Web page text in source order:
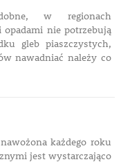
w regionach
nie potrzebują
gleb piaszczystych,
nawadniać należy co
każdego roku
jest wystarczająco